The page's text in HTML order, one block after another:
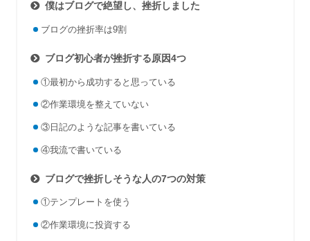
僕はブログで絶望し、挫折しました
ブログの挫折率は9割
ブログ初心者が挫折する原因4つ
①最初から成功すると思っている
②作業環境を整えていない
③日記のような記事を書いている
④我流で書いている
ブログで挫折しそうな人の7つの対策
①テンプレートを使う
②作業環境に投資する